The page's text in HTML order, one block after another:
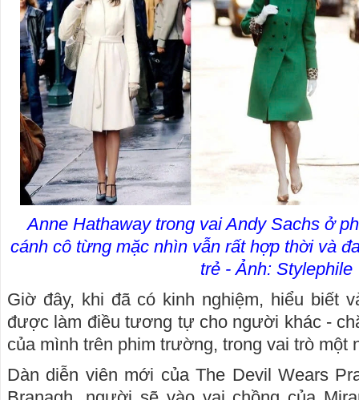
Anne Hathaway trong vai Andy Sachs ở
cánh cô từng mặc nhìn vẫn rất hợp thời và
trẻ - Ảnh: Stylephile
Giờ đây, khi đã có kinh nghiệm, hiểu biết
được làm điều tương tự cho người khác -
của mình trên phim trường, trong vai trò một
Dàn diễn viên mới của The Devil Wears